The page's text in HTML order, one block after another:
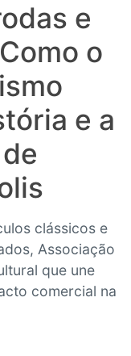
e
o
e a
clássicos e
Associação
que une
comercial na